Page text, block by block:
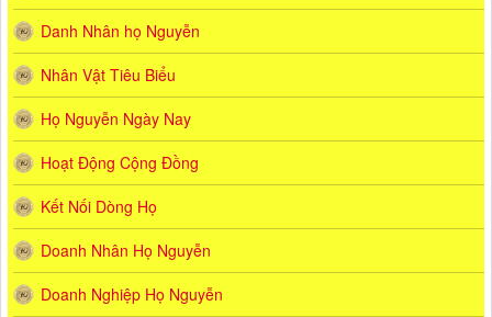
Danh Nhân họ Nguyễn
Nhân Vật Tiêu Biểu
Họ Nguyễn Ngày Nay
Hoạt Động Cộng Đồng
Kết Nối Dòng Họ
Doanh Nhân Họ Nguyễn
Doanh Nghiệp Họ Nguyễn